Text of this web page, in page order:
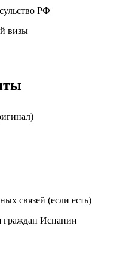
РФ
визы
связей (если есть)
граждан Испании